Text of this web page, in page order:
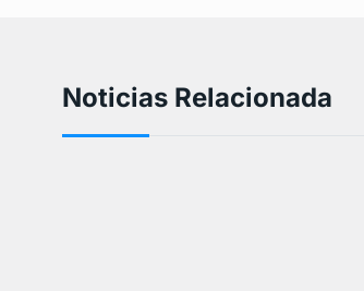
Noticias Relacionada